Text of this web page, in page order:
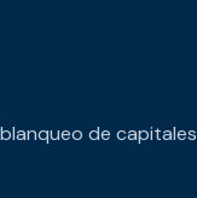
de capitales